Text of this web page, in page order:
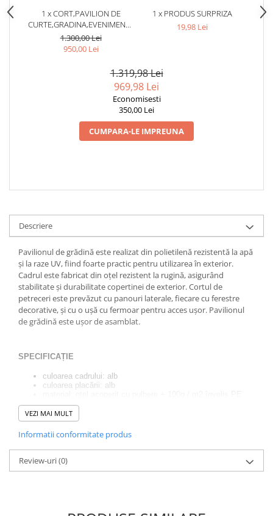
1 x CORT,PAVILION DE
CURTE,GRADINA,EVENIMENTE
3X9 M CU 8 PERETI LATERALI
CU FERESTRE - ALB
1.300,00 Lei
950,00 Lei
1 x PRODUS SURPRIZA
19,98 Lei
1.319,98 Lei
969,98 Lei
Economisesti
350,00 Lei
CUMPARA-LE IMPREUNA
Descriere
Pavilionul de grădină este realizat din polietilenă rezistentă la apă
și la raze UV, fiind foarte practic pentru utilizarea în exterior.
Cadrul este fabricat din oțel rezistent la rugină, asigurând
stabilitate și durabilitate copertinei de exterior. Cortul de
petreceri este prevăzut cu panouri laterale, fiecare cu ferestre
decorative, și cu o ușă cu fermoar pentru acces ușor. Pavilionul
de grădină este ușor de asamblat.
SPECIFICAȚIE
culoarea cadrului: alb
culoarea placării: alb
dimensiuni exterioare (lungime / lățime / înălțime):
900x300x250cm
diametrul tuburilor: 32/25 / 19mm
greutate pavilion: ~ 23,5 kg
INCLUS
cepuri pentru picioare și linii
VEZI MAI MULT
Informatii conformitate produs
Review-uri(0)